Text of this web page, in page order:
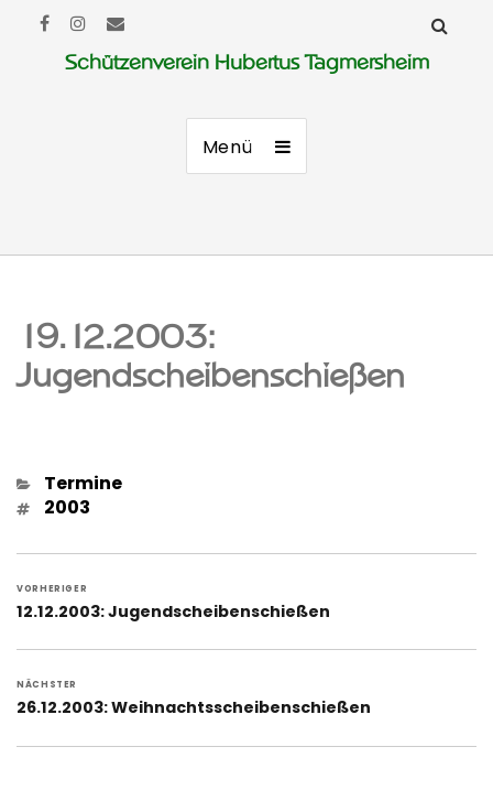
Schützenverein Hubertus Tagmersheim
Menü
19.12.2003:
Jugendscheibenschießen
Kategorien
Termine
Schlagwörter
2003
VORHERIGER
Vorheriger
12.12.2003: Jugendscheibenschießen
NÄCHSTER
Nächster
26.12.2003: Weihnachtsscheibenschießen